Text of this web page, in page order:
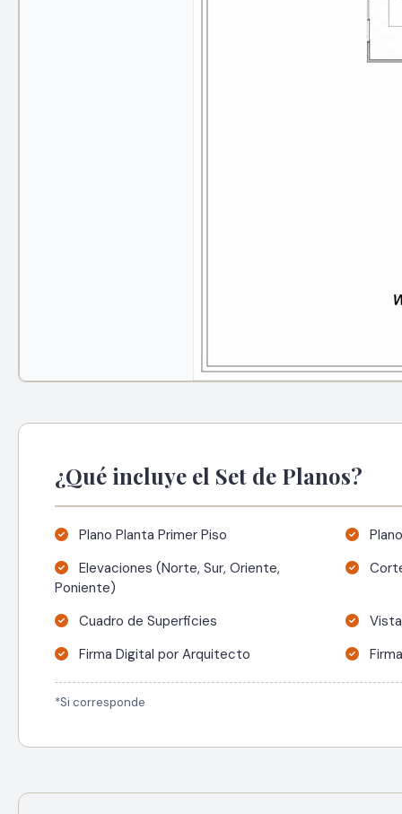
¿Qué incluye el Set de Planos?
Plano Planta Primer Piso
Elevaciones (Norte, Sur, Oriente,
Poniente)
Cuadro de Superficies
Firma Digital por Arquitecto
*Si corresponde